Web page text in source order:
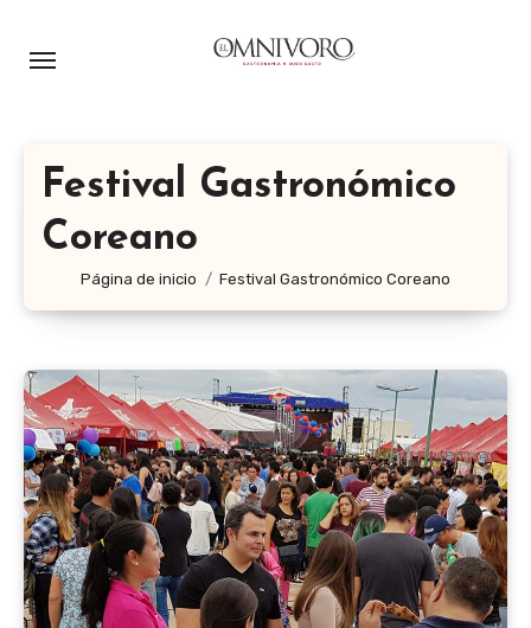
Festival Gastronómico
Coreano
Página de inicio Festival Gastronómico Coreano